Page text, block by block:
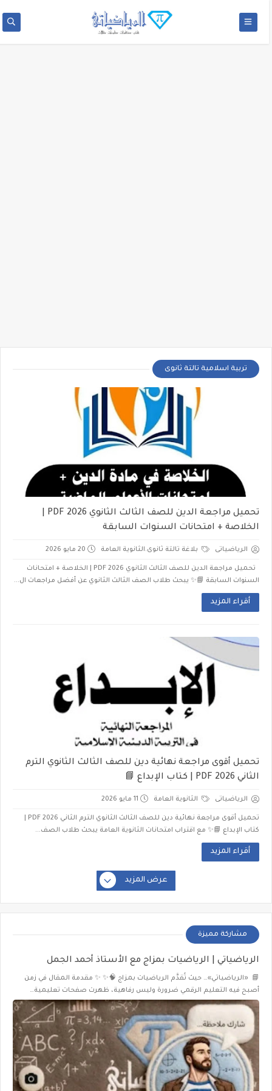
تربية اسلامية تالتة ثانوى
تحميل مراجعة الدين للصف الثالث الثانوي 2026 PDF |
الخلاصة + امتحانات السنوات السابقة
الرياضياتى بلاغة تالتة ثانوى.الثانوية العامة 20 مايو 2026
تحميل مراجعة الدين للصف الثالث الثانوي 2026 PDF | الخلاصة + امتحانات
السنوات السابقة 📘✨ يبحث طلاب الصف الثالث الثانوي عن أفضل مراجعات ال...
أقراء المزيد
تحميل أقوى مراجعة نهائية دين للصف الثالث الثانوي الترم
الثاني 2026 PDF | كتاب الإبداع 📘
الرياضياتى الثانوية العامة 11 مايو 2026
تحميل أقوى مراجعة نهائية دين للصف الثالث الثانوي الترم الثاني 2026 PDF |
كتاب الإبداع 📘✨ مع اقتراب امتحانات الثانوية العامة يبحث طلاب الصف...
أقراء المزيد
عرض المزيد
مشاركة مميزة
الرياضياتي | الرياضيات بمزاج مع الأستاذ أحمد الجمل
📘 «الرياضياتي»… حيث تُقدَّم الرياضيات بمزاج 🧠✨ ✨ مقدمة المقال في زمن
أصبح فيه التعليم الرقمي ضرورة وليس رفاهية، ظهرت صفحات تعليمية…